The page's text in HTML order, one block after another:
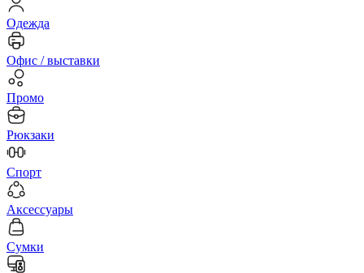
Одежда
Офис / выставки
Промо
Рюкзаки
Спорт
Аксессуары
Сумки